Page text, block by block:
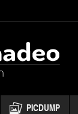
PICDUMP